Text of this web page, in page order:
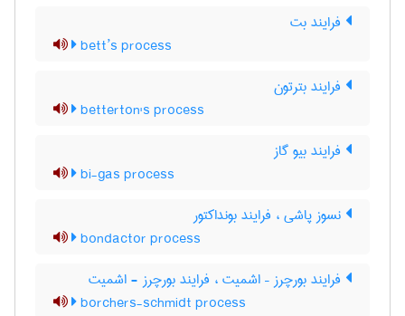
فرایند بت
bett’s process
فرایند بترتون
betterton's process
فرایند بیو گاز
bi-gas process
نسوز پاشی ، فرایند بونداکتور
bondactor process
فرایند بورچرز – اشمیت ، فرایند بورچرز - اشمیت
borchers-schmidt process